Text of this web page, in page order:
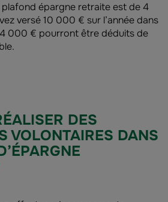
plafond épargne retraite est de 4
versé 10 000 € sur l’année dans
4 000 € pourront être déduits de
DES
VOLONTAIRES DANS